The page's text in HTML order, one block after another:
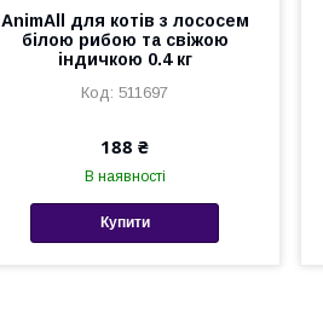
AnimAll для котів з лососем
білою рибою та свіжою
індичкою 0.4 кг
511697
188 ₴
В наявності
Купити